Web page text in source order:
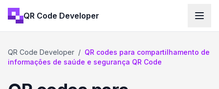
QR Code Developer
QR Code Developer / QR codes para compartilhamento de
informações de saúde e segurança QR Code